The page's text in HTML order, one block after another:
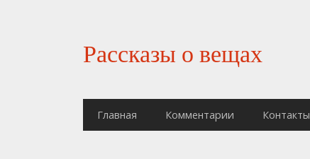
Рассказы о вещах
Главная Комментарии Контакты